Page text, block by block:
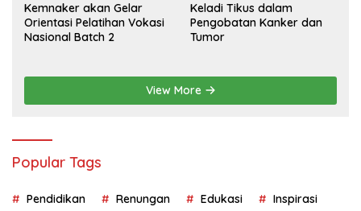
Kemnaker akan Gelar
Orientasi Pelatihan Vokasi
Nasional Batch 2
Keladi Tikus dalam
Pengobatan Kanker dan
Tumor
View More
Popular Tags
Pendidikan Renungan Edukasi Inspirasi